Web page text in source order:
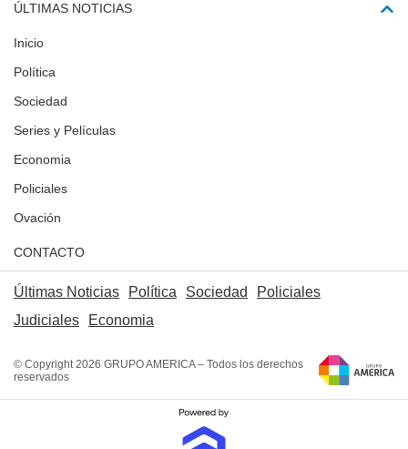
ÚLTIMAS NOTICIAS
Inicio
Política
Sociedad
Series y Películas
Economia
Policiales
Ovación
CONTACTO
Últimas Noticias Política Sociedad
Policiales
Judiciales
Economia
© Copyright 2026 GRUPO AMERICA – Todos los derechos
reservados